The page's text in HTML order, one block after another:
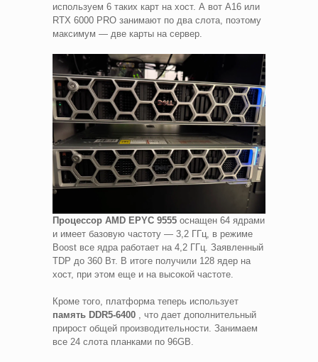
используем 6 таких карт на хост. А вот A16 или
RTX 6000 PRO занимают по два слота, поэтому
максимум — две карты на сервер.
Процессор AMD EPYC 9555 оснащен 64 ядрами
и имеет базовую частоту — 3,2 ГГц, в режиме
Boost все ядра работает на 4,2 ГГц. Заявленный
TDP до 360 Вт. В итоге получили 128 ядер на
хост, при этом еще и на высокой частоте.
Кроме того, платформа теперь использует
память DDR5-6400 , что дает дополнительный
прирост общей производительности. Занимаем
все 24 слота планками по 96GB.